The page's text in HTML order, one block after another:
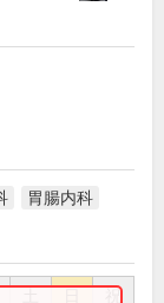
胃腸内科
祝